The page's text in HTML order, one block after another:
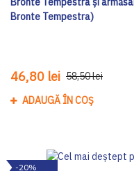
Bronte Tempestra)
46,80 lei 58,50 lei
ADAUGĂ ÎN COȘ
-20%